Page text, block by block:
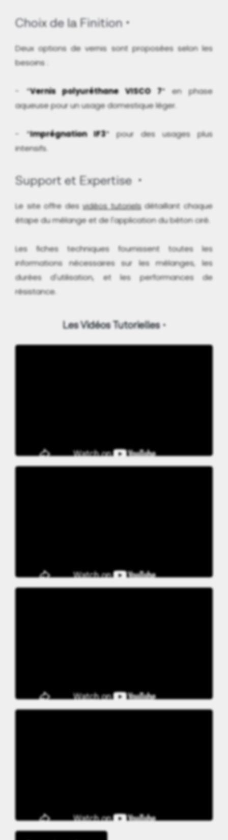
Choix de la Finition
Deux options de vernis sont proposées selon les
besoins :
- *Vernis polyuréthane VISCO 7* en phase
aqueuse pour un usage domestique léger.
- *Imprégnation IF3* pour des usages plus
intensifs.
Support et Expertise
Le site offre desvidéos tutorielsdétaillant chaque
étape du mélange et de l'application du béton ciré.
Les fiches techniques fournissent toutes les
informations nécessaires sur les mélanges, les
durées d'utilisation, et les performances de
résistance.
Les Vidéos Tutorielles